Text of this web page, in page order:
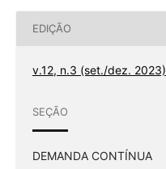
EDIÇÃO
v.12, n.3 (set./dez. 2023)
SEÇÃO
DEMANDA CONTÍNUA